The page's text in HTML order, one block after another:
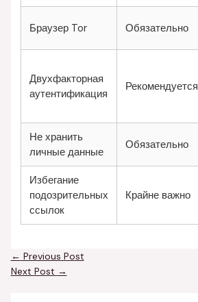
Браузер Tor Обязательно
Двухфакторная
аутентификация
Рекомендуется
Не хранить
личные данные
Обязательно
Избегание
подозрительных
ссылок
Крайне важно
← Previous Post
Next Post →